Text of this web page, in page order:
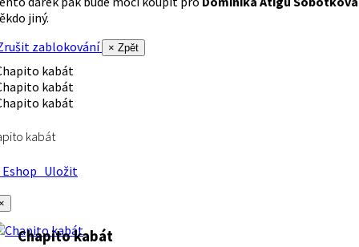
jiný.
zablokování
× Zpět
kabát
Uložit
Chapito kabát